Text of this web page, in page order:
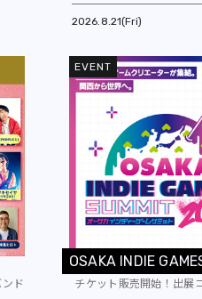
2026 8.21(Fri)
ド
EVENT
OSAKA INDIE GAME
チケット販売開始！出展